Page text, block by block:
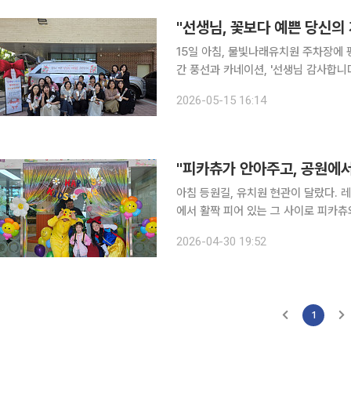
15일 아침, 물빛나래유치원 주차장에 평소와 다른 풍
간 풍선과 카네이션, '선생님 감사합
였다. 이투데이 취재를 종합하면,
2026-05-15 16:14
아침 등원길, 유치원 현관이 달랐다.
에서 활짝 피어 있는 그 사이로 피카
친구의 엄마였다. 가방을 멘 아이들
2026-04-30 19:52
1